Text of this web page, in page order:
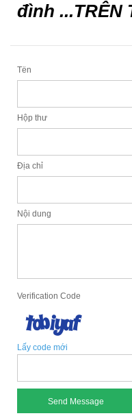
đình ...TRÊN
Tên
Hộp thư
Địa chỉ
Nội dung
Verification Code
Lấy code mới